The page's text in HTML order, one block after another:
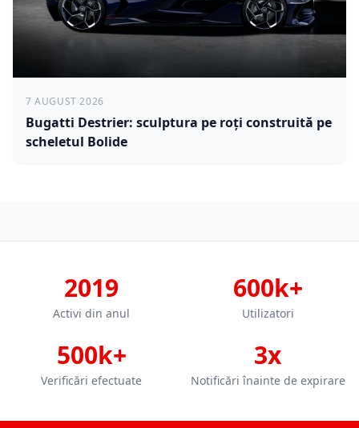
7 AUGUST 2026
Bugatti Destrier: sculptura pe roți construită pe
scheletul Bolide
2019
Activi din anul
600k+
Utilizatori
500k+
Verificări efectuate
3x
Notificări înainte de expirare